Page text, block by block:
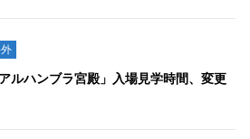
ルハンブラ宮殿」入場見学時間、変更